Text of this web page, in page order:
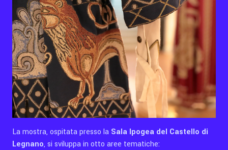
La mostra, ospitata presso la Sala Ipogea del Castello di
Legnano, si sviluppa in otto aree tematiche: